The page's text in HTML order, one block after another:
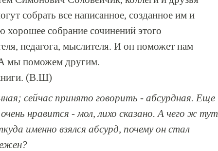
собрать все написанное, созданное им и
хорошее собрание сочинений этого
педагога, мыслителя. И он поможет нам
А мы поможем другим.
(В.Ш)
сейчас принято говорить - абсурдная. Еще
нравится - мол, лихо сказано. А чего ж тут
именно взялся абсурд, почему он стал